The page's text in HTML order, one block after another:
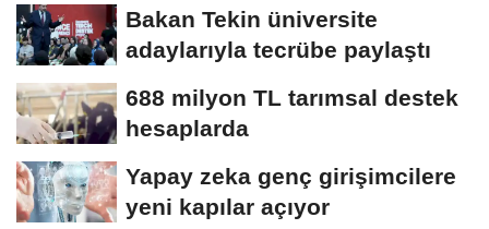
Bakan Tekin üniversite
adaylarıyla tecrübe paylaştı
688 milyon TL tarımsal destek
hesaplarda
Yapay zeka genç girişimcilere
yeni kapılar açıyor